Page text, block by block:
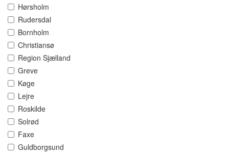
Hørsholm
Rudersdal
Bornholm
Christiansø
Region Sjælland
Greve
Køge
Lejre
Roskilde
Solrød
Faxe
Guldborgsund